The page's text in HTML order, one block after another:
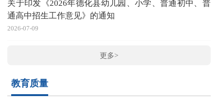
关于印发《2026年德化县幼儿园、小学、普通初中、普
通高中招生工作意见》的通知
2026-07-09
更多>
教育质量